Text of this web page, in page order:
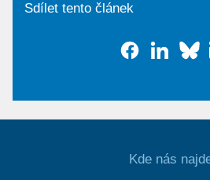
Sdílet tento článek
Kde nás